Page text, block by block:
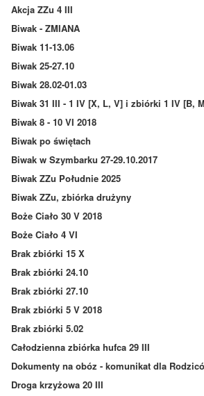
Akcja ZZu 4 III
Biwak - ZMIANA
Biwak 11-13.06
Biwak 25-27.10
Biwak 28.02-01.03
Biwak 31 III - 1 IV [X, L, V] i zbiórki 1 IV [B,
Biwak 8 - 10 VI 2018
Biwak po świętach
Biwak w Szymbarku 27-29.10.2017
Biwak ZZu Południe 2025
Biwak ZZu, zbiórka drużyny
Boże Ciało 30 V 2018
Boże Ciało 4 VI
Brak zbiórki 15 X
Brak zbiórki 24.10
Brak zbiórki 27.10
Brak zbiórki 5 V 2018
Brak zbiórki 5.02
Całodzienna zbiórka hufca 29 III
Dokumenty na obóz - komunikat dla
Droga krzyżowa 20 III